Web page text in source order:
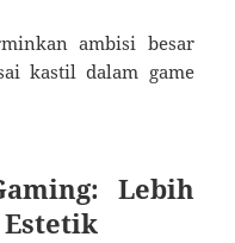
ambisi besar
kastil dalam game
Lebih
Estetik